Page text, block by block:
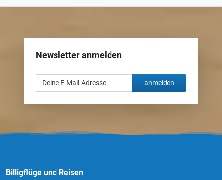
Newsletter anmelden
anmelden
Billigflüge und Reisen